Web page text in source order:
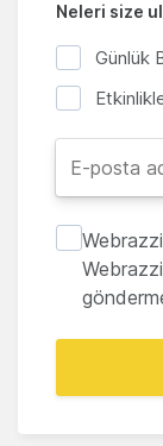
Neleri size
Günlük